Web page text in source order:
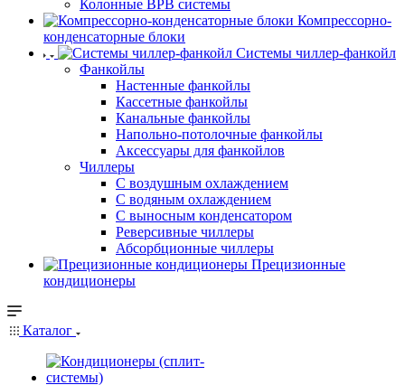
Колонные ВРВ системы
Компрессорно-
конденсаторные блоки
Системы чиллер-фанкойл
Фанкойлы
Настенные фанкойлы
Кассетные фанкойлы
Канальные фанкойлы
Напольно-потолочные фанкойлы
Аксессуары для фанкойлов
Чиллеры
С воздушным охлаждением
С водяным охлаждением
С выносным конденсатором
Реверсивные чиллеры
Абсорбционные чиллеры
Прецизионные
кондиционеры
Каталог